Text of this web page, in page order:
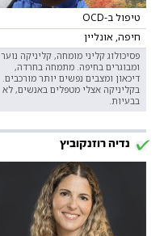
טיפול ב-OCD
חיפה, אונליין
פסיכולוג קליני מומחה, קליניקה נוער
ומבוגרים בחיפה. מתמחה בחרדה,
דיכאון ומצבים נפשים יותר מורכבים.
בקליניקה אצלי מטפלים באנשים, לא
בבעיות.
נדיה רוזנקוביץ